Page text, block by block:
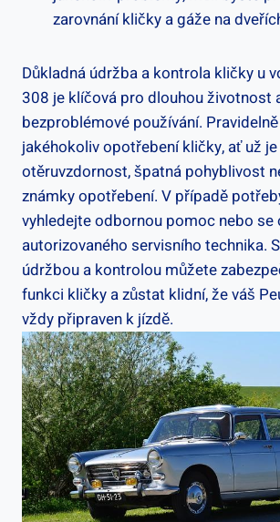
zarovnání kličky a gáže na
Důkladná údržba a kontrola kličky u
308 je klíčová pro dlouhou životnost
bezproblémové používání.
jakéhokoliv opotřebení kličky, ať už
otěruvzdornost, špatná pohyblivost
známky opotřebení. V případě
vyhledejte odbornou pomoc nebo se
autorizovaného servisního technika.
údržbou a kontrolou můžete
funkci kličky a zůstat klidní,‌ že váš
⁣vždy ​připraven k jízdě.